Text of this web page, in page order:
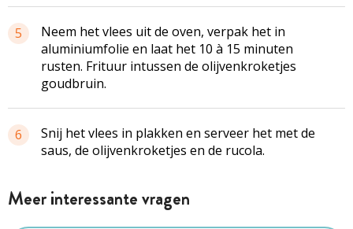
5
Neem het vlees uit de oven, verpak het in
aluminiumfolie en laat het 10 à 15 minuten
rusten. Frituur intussen de olijvenkroketjes
goudbruin.
6
Snij het vlees in plakken en serveer het met de
saus, de olijvenkroketjes en de rucola.
Meer interessante vragen